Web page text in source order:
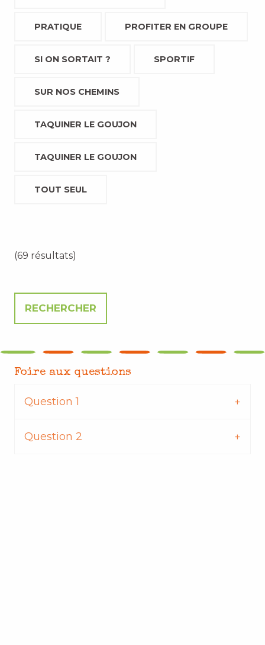
PRATIQUE PROFITER EN GROUPE
SI ON SORTAIT ? SPORTIF
SUR NOS CHEMINS
TAQUINER LE GOUJON
TAQUINER LE GOUJON
TOUT SEUL
(69 résultats)
Foire aux questions
Question 1
Question 2